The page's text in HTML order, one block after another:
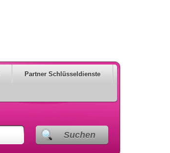
Partner Schlüsseldienste
Suchen